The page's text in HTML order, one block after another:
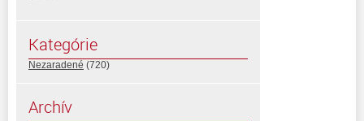
Kategórie
Nezaradené (720)
Archív